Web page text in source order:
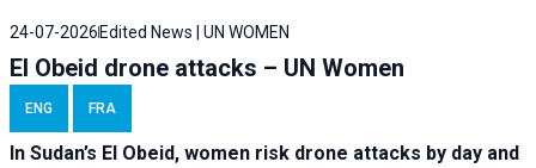
24-07-2026Edited News | UN WOMEN
El Obeid drone attacks – UN Women
ENG FRA
In Sudan’s El Obeid, women risk drone attacks by day and